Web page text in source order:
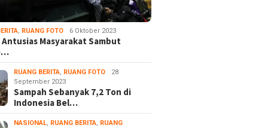
, RUANG FOTO 6 Oktober 2023
Masyarakat Sambut
RUANG BERITA, RUANG FOTO
28
September 2023
Sampah Sebanyak 7,2 Ton di
Indonesia Bel…
NASIONAL, RUANG BERITA, RUANG